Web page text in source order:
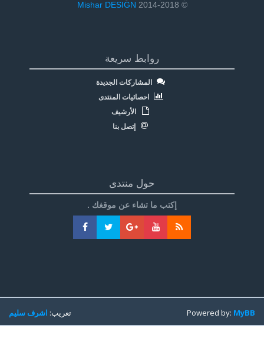
© 2014-2018
Mishar DESIGN
روابط سريعة
المشاركات الجديدة
احصائيات المنتدى
الأرشيف
إتصل بنا
حول منتدى
إكتب ما تشاء عن موقغك .
تعريب:اشرف سليم Powered by:MyBB